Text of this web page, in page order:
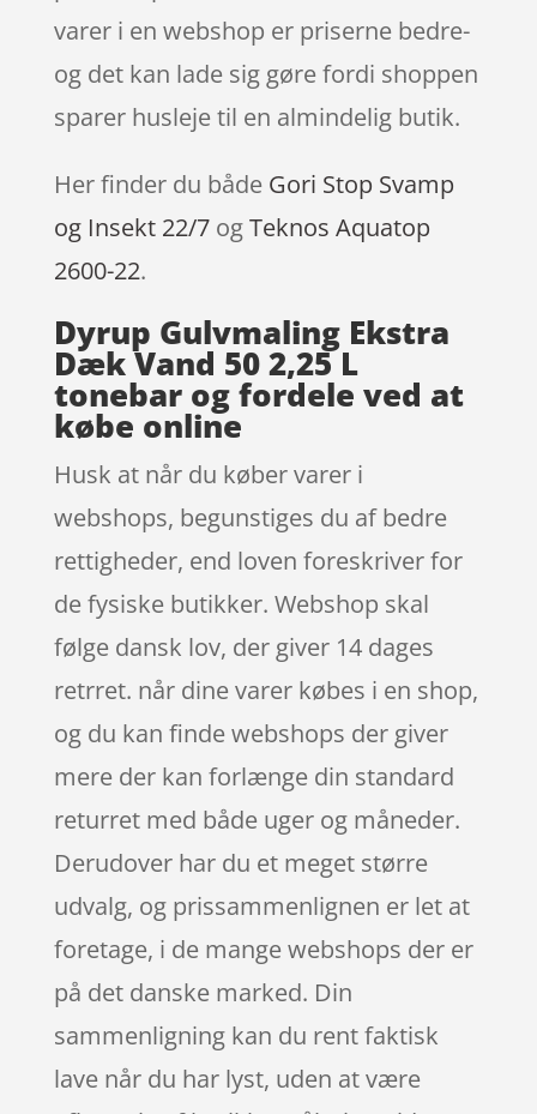
varer i en webshop er priserne bedre-
og det kan lade sig gøre fordi shoppen
sparer husleje til en almindelig butik.
Her finder du både Gori Stop Svamp
og Insekt 22/7ogTeknos Aquatop
2600-22.
Dyrup Gulvmaling Ekstra
Dæk Vand 50 2,25 L
tonebar og fordele ved at
købe online
Husk at når du køber varer i
webshops, begunstiges du af bedre
rettigheder, end loven foreskriver for
de fysiske butikker. Webshop skal
følge dansk lov, der giver 14 dages
retrret. når dine varer købes i en shop,
og du kan finde webshops der giver
mere der kan forlænge din standard
returret med både uger og måneder.
Derudover har du et meget større
udvalg, og prissammenlignen er let at
foretage, i de mange webshops der er
på det danske marked. Din
sammenligning kan du rent faktisk
lave når du har lyst, uden at være